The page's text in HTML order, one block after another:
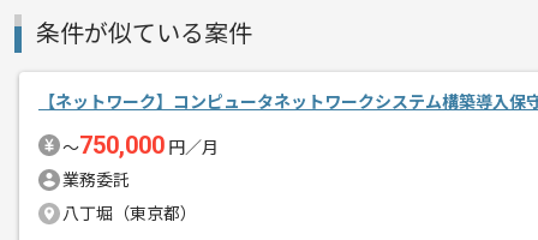
に携わっていただきます。
ネットワークエンジニアとしての実務
条件が似ている案件
【ネットワーク】コンピュータネットワークシステム構築導入保
〜750,000 円／月
業務委託
八丁堀（東京都）